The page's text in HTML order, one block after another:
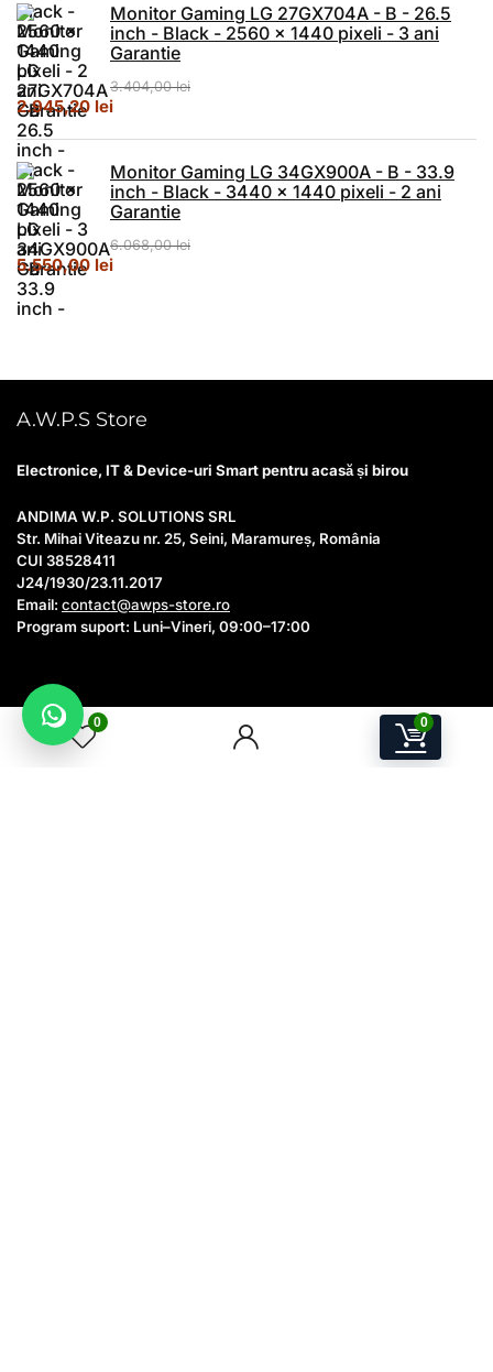
0 0
Monitor Gaming LG 27GX704A - B - 26.5
inch - Black - 2560 x 1440 pixeli - 3 ani
Garantie
3.404,00lei
Prețul inițial a fost: 3.404,00 lei.
2.945,20 leiPrețul curent este: 2.945,20 lei.
Monitor Gaming LG 34GX900A - B - 33.9
inch - Black - 3440 x 1440 pixeli - 2 ani
Garantie
6.068,00lei
Prețul inițial a fost: 6.068,00 lei.
5.550,00 leiPrețul curent este: 5.550,00 lei.
A.W.P.S Store
Electronice, IT & Device-uri Smart pentru acasă și birou
ANDIMA W.P. SOLUTIONS SRL
Str. Mihai Viteazu nr. 25, Seini, Maramureș, România
CUI 38528411
J24/1930/23.11.2017
Email: contact@awps-store.ro
Program suport: Luni–Vineri, 09:00–17:00
Utile